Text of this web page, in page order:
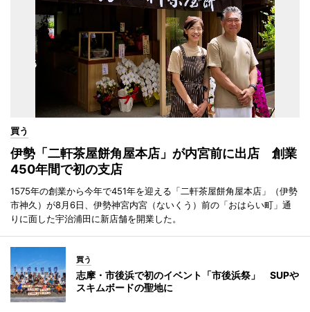
買う
伊勢「二軒茶屋餅角屋本店」が内宮前に出店 創業
450年間で初の支店
1575年の創業から今年で451年を迎える「二軒茶屋餅角屋本店」（伊勢
市神久）が8月6日、伊勢神宮内宮（ないくう）前の「おはらい町」通
りに面した宇治浦田に新店舗を開業した。
買う
志摩・市後浜で初のイベント「市後浜祭」 SUPや
スキムボードの聖地に